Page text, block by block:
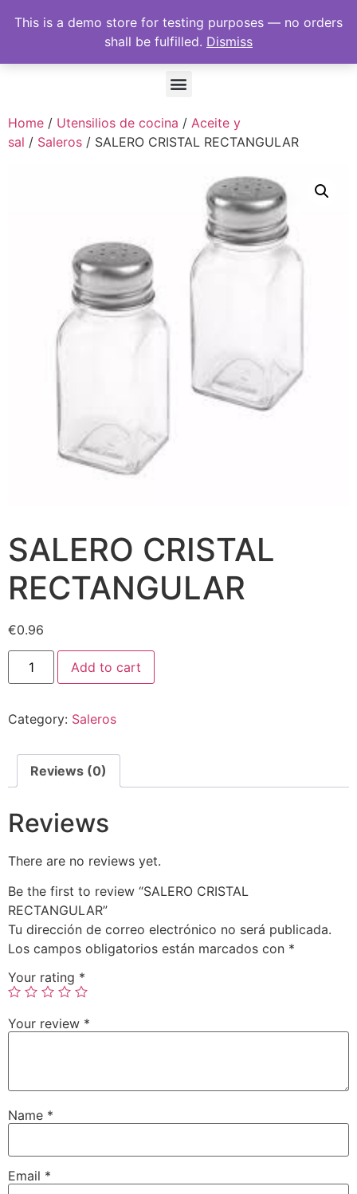
Home / Utensilios de cocina / Aceite y
sal / Saleros / SALERO CRISTAL RECTANGULAR
SALERO CRISTAL
RECTANGULAR
€0.96
Add to cart
Category: Saleros
Reviews (0)
Reviews
There are no reviews yet.
Be the first to review “SALERO CRISTAL
RECTANGULAR”
Tu dirección de correo electrónico no será publicada.
Los campos obligatorios están marcados con *
Your rating *
Your review *
Name *
Email *
This is a demo store for testing purposes — no orders
shall be fulfilled. Dismiss